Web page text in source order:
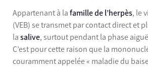
Appartenant à la famille de l’herpès, le
(VEB) se transmet par contact direct et
la salive, surtout pendant la phase
C’est pour cette raison que la
couramment appelée « maladie du